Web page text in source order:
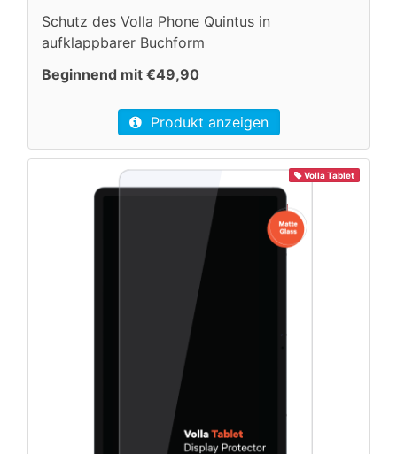
Schutz des Volla Phone Quintus in
aufklappbarer Buchform
Beginnend mit €49,90
Produkt anzeigen
Volla Tablet